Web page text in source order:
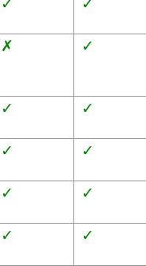
✗ ✓
✓ ✓
✓ ✓
✓ ✓
✓ ✓